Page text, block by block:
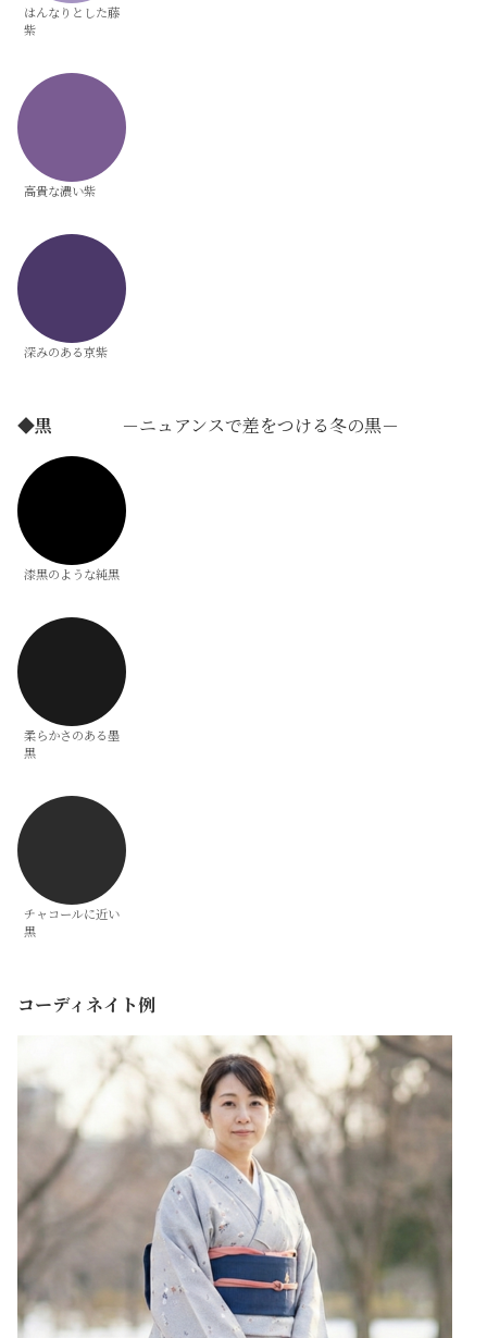
はんなりとした藤
紫
高貴な濃い紫
深みのある京紫
◆黒 －ニュアンスで差をつける冬の黒－
漆黒のような純黒
柔らかさのある墨
黒
チャコールに近い
黒
コーディネイト例